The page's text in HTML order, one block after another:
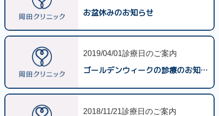
お盆休みのお知らせ
2019/04/01診療日のご案内
ゴールデンウィークの診療のお知らせ
2018/11/21診療日のご案内